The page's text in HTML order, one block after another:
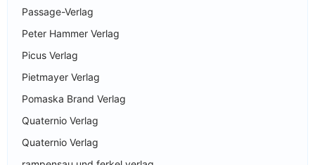
Passage-Verlag
Peter Hammer Verlag
Picus Verlag
Pietmayer Verlag
Pomaska Brand Verlag
Quaternio Verlag
Quaternio Verlag